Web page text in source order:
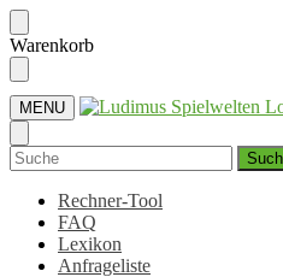
Skip
to
navigation
Skip
to
content
Warenkorb
MENU
Suchen
nach:
Rechner-Tool
FAQ
Lexikon
Anfrageliste